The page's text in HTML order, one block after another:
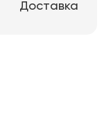
Доставка